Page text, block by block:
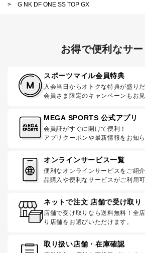
>
G NK DF ONE SS TOP GX
お得で便利なサー
スポーツマイル会員特典
入会当日からオトクな特典が盛り
会員さま限定のキャンペーンもお見
MEGA SPORTS 公式アプリ
会員証がすぐに開けて便利！
アプリクーポンや最新情報をお知ら
オンラインサービス一覧
便利なオンラインサービスをご紹
品購入や便利なサービスがご利用可
ネットで注文 店舗で受け取り
店舗で受け取りなら送料無料！全
り店舗をお選びいただけます。
取り扱い店舗・在庫確認